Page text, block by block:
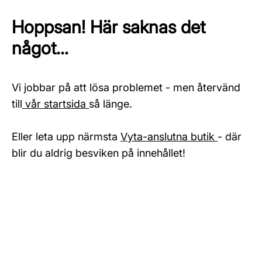
Hoppsan! Här saknas det
något...
Vi jobbar på att lösa problemet - men återvänd
till vår startsida så länge.
Eller leta upp närmsta Vyta-anslutna butik - där
blir du aldrig besviken på innehållet!